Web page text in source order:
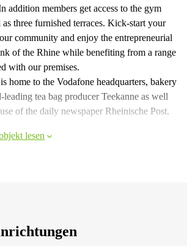
addition members get access to the gym
three furnished terraces. Kick-start your
community and enjoy the entrepreneurial
of the Rhine while benefiting from a range
with our premises.
home to the Vodafone headquarters, bakery
tea bag producer Teekanne as well
of the daily newspaper Rheinische Post.
lesen